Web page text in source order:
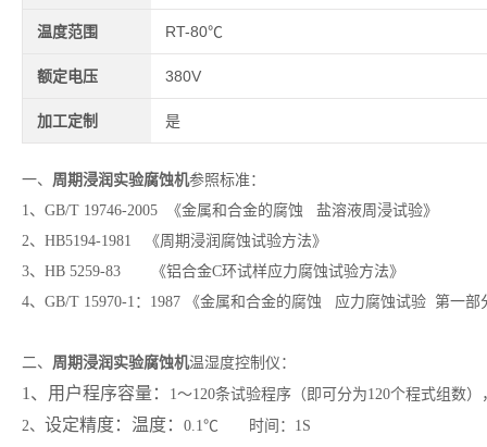
温度范围 RT-80℃
额定电压 380V
加工定制 是
一、 周期浸润实验腐蚀机参照标准：
1、GB/T 19746-2005 《金属和合金的腐蚀 盐溶液周浸试验》
2、HB5194-1981 《周期浸润腐蚀试验方法》
3、HB 5259-83 《铝合金C环试样应力腐蚀试验方法》
4、GB/T 15970-1：1987 《金属和合金的腐蚀 应力腐蚀试验 第一部
二、 周期浸润实验腐蚀机温湿度控制仪：
1、用户程序容量：
1～120条试验程序（即可分为120个程式组数
2、 设定精度：温度： 0.1℃ 时间：1S